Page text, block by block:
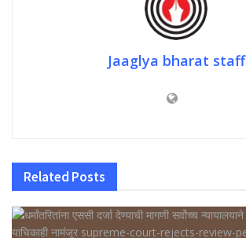
Jaaglya bharat staff
Related Posts